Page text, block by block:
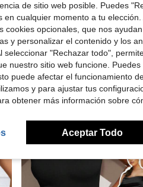
Ahorro de
Local -49% Body de esqueleto de Halloween con diseño calado, lencería sexy de red transparente,
$7.75
de sitio web posible. Puedes
cualquier momento a tu elección.
cookies opcionales, que nos
y personalizar el contenido y los
seleccionar "Rechazar todo",
nuestro sitio web funcione.
puede afectar el funcionamiento
y para ajustar tus
obtener más información sobre
Aceptar Todo